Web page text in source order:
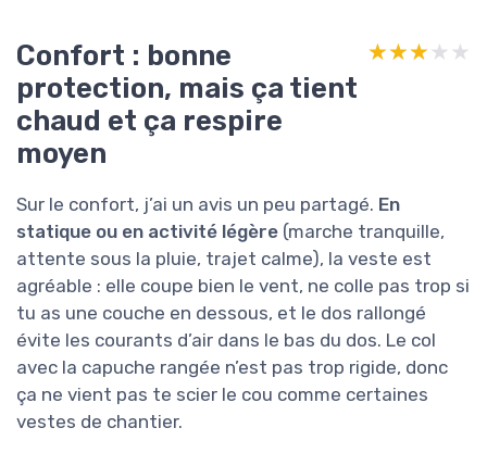
Confort : bonne
protection, mais ça tient
chaud et ça respire
moyen
★★★★★
★★★★★
Sur le confort, j’ai un avis un peu partagé. En
statique ou en activité légère (marche tranquille,
attente sous la pluie, trajet calme), la veste est
agréable : elle coupe bien le vent, ne colle pas trop si
tu as une couche en dessous, et le dos rallongé
évite les courants d’air dans le bas du dos. Le col
avec la capuche rangée n’est pas trop rigide, donc
ça ne vient pas te scier le cou comme certaines
vestes de chantier.